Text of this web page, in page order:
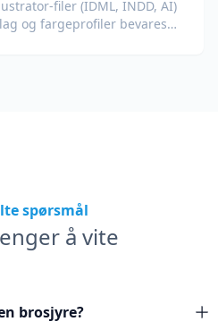
filer (IDML, INDD, AI)
og fargeprofiler bevares
spørsmål
å vite
brosjyre?